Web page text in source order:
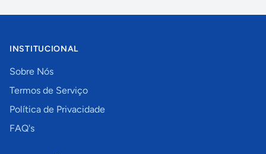
INSTITUCIONAL
Sobre Nós
Termos de Serviço
Política de Privacidade
FAQ's